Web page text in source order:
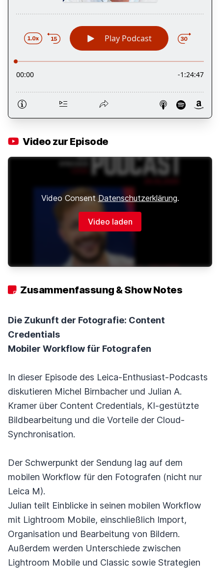
Video zur Episode
Video Consent Datenschutzerklärung.
Video laden
Zusammenfassung & Show Notes
Die Zukunft der Fotografie: Content
Credentials
Mobiler Workflow für Fotografen
In dieser Episode des Leica-Enthusiast-Podcasts
diskutieren Michel Birnbacher und Julian A.
Kramer über Content Credentials, KI-gestützte
Bildbearbeitung und die Vorteile der Cloud-
Synchronisation.
Der Schwerpunkt der Sendung lag auf dem
mobilen Workflow für den Fotografen (nicht nur
Leica M).
Julian teilt Einblicke in seinen mobilen Workflow
mit Lightroom Mobile, einschließlich Import,
Organisation und Bearbeitung von Bildern.
Außerdem werden Unterschiede zwischen
Lightroom Mobile und Classic sowie Strategien